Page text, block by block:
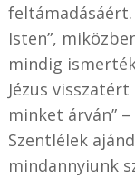
Isten”,
mindig
Jézus
minket árván”
Szentlélek
mindannyiunk